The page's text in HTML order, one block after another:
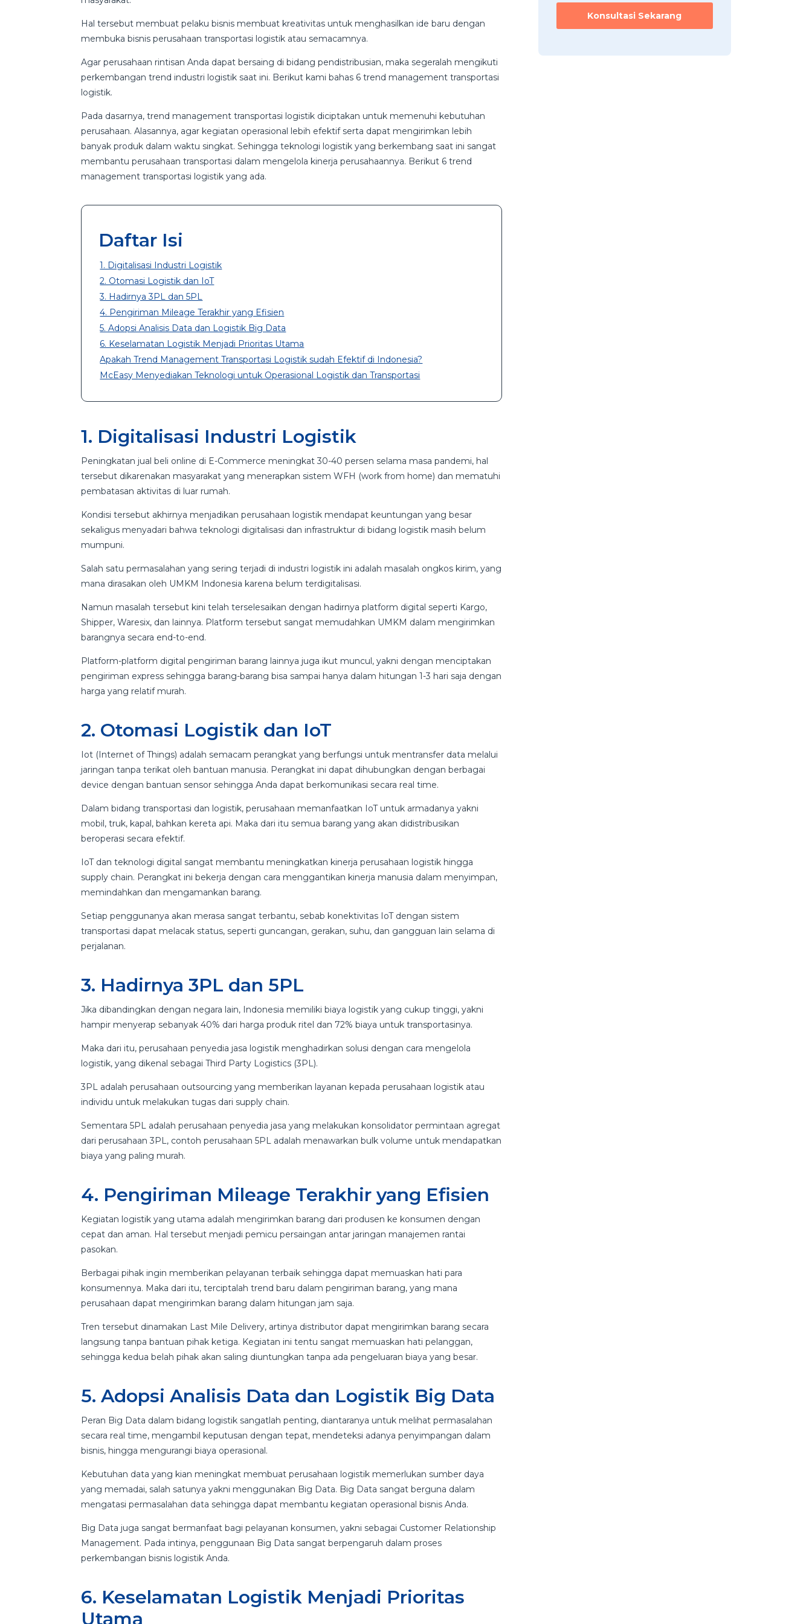
Hal tersebut membuat pelaku bisnis membuat kreativitas untuk menghasilkan ide baru dengan
membuka bisnis perusahaan transportasi logistik atau semacamnya.
Agar perusahaan rintisan Anda dapat bersaing di bidang pendistribusian, maka segeralah mengikuti
perkembangan trend industri logistik saat ini. Berikut kami bahas 6 trend management transportasi
logistik.
Pada dasarnya, trend management transportasi logistik diciptakan untuk memenuhi kebutuhan
perusahaan. Alasannya, agar kegiatan operasional lebih efektif serta dapat mengirimkan lebih
banyak produk dalam waktu singkat. Sehingga teknologi logistik yang berkembang saat ini sangat
membantu perusahaan transportasi dalam mengelola kinerja perusahaannya. Berikut 6 trend
management transportasi logistik yang ada.
Daftar Isi
1. Digitalisasi Industri Logistik
2. Otomasi Logistik dan IoT
3. Hadirnya 3PL dan 5PL
4. Pengiriman Mileage Terakhir yang Efisien
5. Adopsi Analisis Data dan Logistik Big Data
6. Keselamatan Logistik Menjadi Prioritas Utama
Apakah Trend Management Transportasi Logistik sudah Efektif di Indonesia?
McEasy Menyediakan Teknologi untuk Operasional Logistik dan Transportasi
1. Digitalisasi Industri Logistik
Peningkatan jual beli online di E-Commerce meningkat 30-40 persen selama masa pandemi, hal
tersebut dikarenakan masyarakat yang menerapkan sistem WFH (work from home) dan mematuhi
pembatasan aktivitas di luar rumah.
Kondisi tersebut akhirnya menjadikan perusahaan logistik mendapat keuntungan yang besar
sekaligus menyadari bahwa teknologi digitalisasi dan infrastruktur di bidang logistik masih belum
mumpuni.
Salah satu permasalahan yang sering terjadi di industri logistik ini adalah masalah ongkos kirim, yang
mana dirasakan oleh UMKM Indonesia karena belum terdigitalisasi.
Namun masalah tersebut kini telah terselesaikan dengan hadirnya platform digital seperti Kargo,
Shipper, Waresix, dan lainnya. Platform tersebut sangat memudahkan UMKM dalam mengirimkan
barangnya secara end-to-end.
Platform-platform digital pengiriman barang lainnya juga ikut muncul, yakni dengan menciptakan
pengiriman express sehingga barang-barang bisa sampai hanya dalam hitungan 1-3 hari saja dengan
harga yang relatif murah.
2. Otomasi Logistik dan IoT
Iot (Internet of Things) adalah semacam perangkat yang berfungsi untuk mentransfer data melalui
jaringan tanpa terikat oleh bantuan manusia. Perangkat ini dapat dihubungkan dengan berbagai
device dengan bantuan sensor sehingga Anda dapat berkomunikasi secara real time.
Dalam bidang transportasi dan logistik, perusahaan memanfaatkan IoT untuk armadanya yakni
mobil, truk, kapal, bahkan kereta api. Maka dari itu semua barang yang akan didistribusikan
beroperasi secara efektif.
IoT dan teknologi digital sangat membantu meningkatkan kinerja perusahaan logistik hingga
supply chain. Perangkat ini bekerja dengan cara menggantikan kinerja manusia dalam menyimpan,
memindahkan dan mengamankan barang.
Setiap penggunanya akan merasa sangat terbantu, sebab konektivitas IoT dengan sistem
transportasi dapat melacak status, seperti guncangan, gerakan, suhu, dan gangguan lain selama di
perjalanan.
3. Hadirnya 3PL dan 5PL
Jika dibandingkan dengan negara lain, Indonesia memiliki biaya logistik yang cukup tinggi, yakni
hampir menyerap sebanyak 40% dari harga produk ritel dan 72% biaya untuk transportasinya.
Maka dari itu, perusahaan penyedia jasa logistik menghadirkan solusi dengan cara mengelola
logistik, yang dikenal sebagai Third Party Logistics (3PL).
3PL adalah perusahaan outsourcing yang memberikan layanan kepada perusahaan logistik atau
individu untuk melakukan tugas dari supply chain.
Sementara 5PL adalah perusahaan penyedia jasa yang melakukan konsolidator permintaan agregat
dari perusahaan 3PL, contoh perusahaan 5PL adalah menawarkan bulk volume untuk mendapatkan
biaya yang paling murah.
4. Pengiriman Mileage Terakhir yang Efisien
Kegiatan logistik yang utama adalah mengirimkan barang dari produsen ke konsumen dengan
cepat dan aman. Hal tersebut menjadi pemicu persaingan antar jaringan manajemen rantai
pasokan.
Berbagai pihak ingin memberikan pelayanan terbaik sehingga dapat memuaskan hati para
konsumennya. Maka dari itu, terciptalah trend baru dalam pengiriman barang, yang mana
perusahaan dapat mengirimkan barang dalam hitungan jam saja.
Tren tersebut dinamakan Last Mile Delivery, artinya distributor dapat mengirimkan barang secara
langsung tanpa bantuan pihak ketiga. Kegiatan ini tentu sangat memuaskan hati pelanggan,
sehingga kedua belah pihak akan saling diuntungkan tanpa ada pengeluaran biaya yang besar.
5. Adopsi Analisis Data dan Logistik Big Data
Peran Big Data dalam bidang logistik sangatlah penting, diantaranya untuk melihat permasalahan
secara real time, mengambil keputusan dengan tepat, mendeteksi adanya penyimpangan dalam
bisnis, hingga mengurangi biaya operasional.
Kebutuhan data yang kian meningkat membuat perusahaan logistik memerlukan sumber daya
yang memadai, salah satunya yakni menggunakan Big Data. Big Data sangat berguna dalam
mengatasi permasalahan data sehingga dapat membantu kegiatan operasional bisnis Anda.
Big Data juga sangat bermanfaat bagi pelayanan konsumen, yakni sebagai Customer Relationship
Management. Pada intinya, penggunaan Big Data sangat berpengaruh dalam proses
perkembangan bisnis logistik Anda.
6. Keselamatan Logistik Menjadi Prioritas
Utama
Konsultasi Sekarang